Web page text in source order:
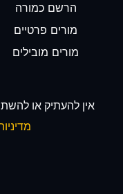
הרשם כמורה
מורים פרטיים
מורים מובילים
אין להעתיק או